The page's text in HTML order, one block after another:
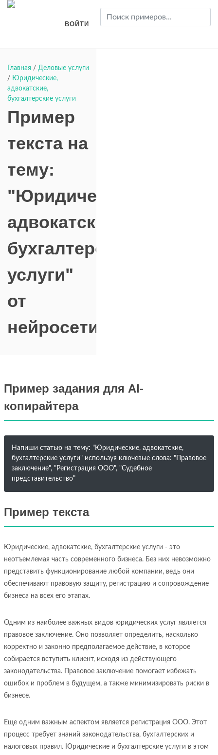
ВОЙТИ
Главная / Деловые услуги
/ Юридические,
адвокатские,
бухгалтерские услуги
Пример
текста на
тему:
"Юридические,
адвокатские,
бухгалтерские
услуги"
от
нейросети
Пример задания для AI-
копирайтера
Напиши статью на тему: "Юридические, адвокатские,
бухгалтерские услуги" используя ключевые слова: "Правовое
заключение", "Регистрация ООО", "Судебное
представительство"
Пример текста
Юридические, адвокатские, бухгалтерские услуги - это
неотъемлемая часть современного бизнеса. Без них невозможно
представить функционирование любой компании, ведь они
обеспечивают правовую защиту, регистрацию и сопровождение
бизнеса на всех его этапах.
Одним из наиболее важных видов юридических услуг является
правовое заключение. Оно позволяет определить, насколько
корректно и законно предполагаемое действие, в которое
собирается вступить клиент, исходя из действующего
законодательства. Правовое заключение помогает избежать
ошибок и проблем в будущем, а также минимизировать риски в
бизнесе.
Еще одним важным аспектом является регистрация ООО. Этот
процесс требует знаний законодательства, бухгалтерских и
налоговых правил. Юридические и бухгалтерские услуги в этом